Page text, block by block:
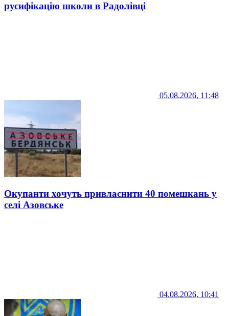
русифікацію школи в Радолівці
05.08.2026, 11:48
Окупанти хочуть привласнити 40 помешкань у
селі Азовське
04.08.2026, 10:41